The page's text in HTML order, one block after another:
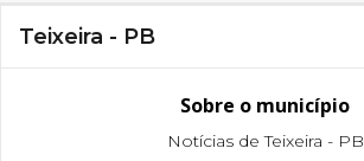
Teixeira - PB
Sobre o município
Notícias de Teixeira - PB